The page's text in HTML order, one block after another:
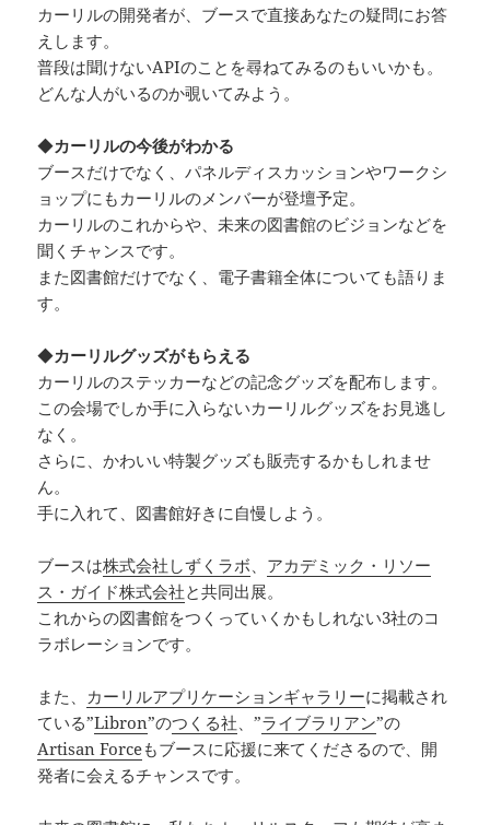
カーリルの開発者が、ブースで直接あなたの疑問にお答
えします。
普段は聞けないAPIのことを尋ねてみるのもいいかも。
どんな人がいるのか覗いてみよう。
◆カーリルの今後がわかる
ブースだけでなく、パネルディスカッションやワークシ
ョップにもカーリルのメンバーが登壇予定。
カーリルのこれからや、未来の図書館のビジョンなどを
聞くチャンスです。
また図書館だけでなく、電子書籍全体についても語りま
す。
◆カーリルグッズがもらえる
カーリルのステッカーなどの記念グッズを配布します。
この会場でしか手に入らないカーリルグッズをお見逃し
なく。
さらに、かわいい特製グッズも販売するかもしれませ
ん。
手に入れて、図書館好きに自慢しよう。
ブースは株式会社しずくラボ
アカデミック・リソー
ス・ガイド株式会社と共同出展。
これからの図書館をつくっていくかもしれない3社のコ
ラボレーションです。
また、 カーリルアプリケーションギャラリーに掲載され
ている”Libron”のつくる社 、”ライブラリアン”の
Artisan Forceもブースに応援に来てくださるので、開
発者に会えるチャンスです。